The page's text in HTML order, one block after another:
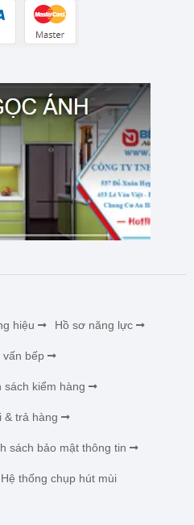
hiệu Hồ sơ năng lực
vấn bếp
sách kiểm hàng
& trả hàng
sách bảo mật thông tin
Hệ thống chụp hút mùi